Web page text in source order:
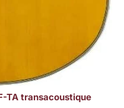
TA transacoustique